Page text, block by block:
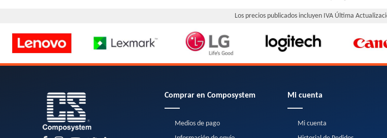
Los precios publicados incluyen IVA Última
Comprar en Composystem
Medios de pago
Mi cuenta
Mi cuenta